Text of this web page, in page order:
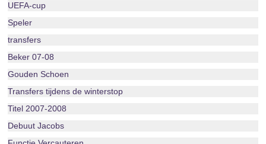
UEFA-cup
Speler
transfers
Beker 07-08
Gouden Schoen
Transfers tijdens de winterstop
Titel 2007-2008
Debuut Jacobs